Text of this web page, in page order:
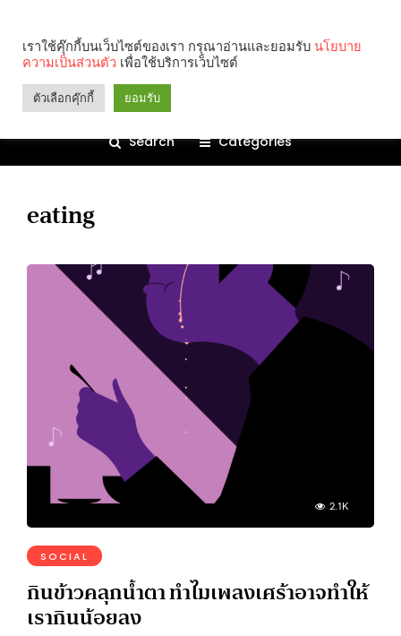
Search Categories
eating
2.1K
SOCIAL
กินข้าวคลุกน้ำตา ทำไมเพลงเศร้าอาจทำให้
เรากินน้อยลง
เราใช้คุ๊กกี้บนเว็บไซต์ของเรา กรุณาอ่านและยอมรับ นโยบาย
ความเป็นส่วนตัว เพื่อใช้บริการเว็บไซต์
ตัวเลือกคุ๊กกี้ ยอมรับ